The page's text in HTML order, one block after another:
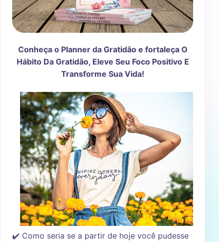
Conheça o Planner da Gratidão e fortaleça O
Hábito Da Gratidão, Eleve Seu Foco Positivo E
Transforme Sua Vida!
✔️ Como seria se a partir de hoje você pudesse